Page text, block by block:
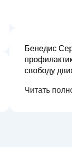
Бенедис
свободу движений и
Читать